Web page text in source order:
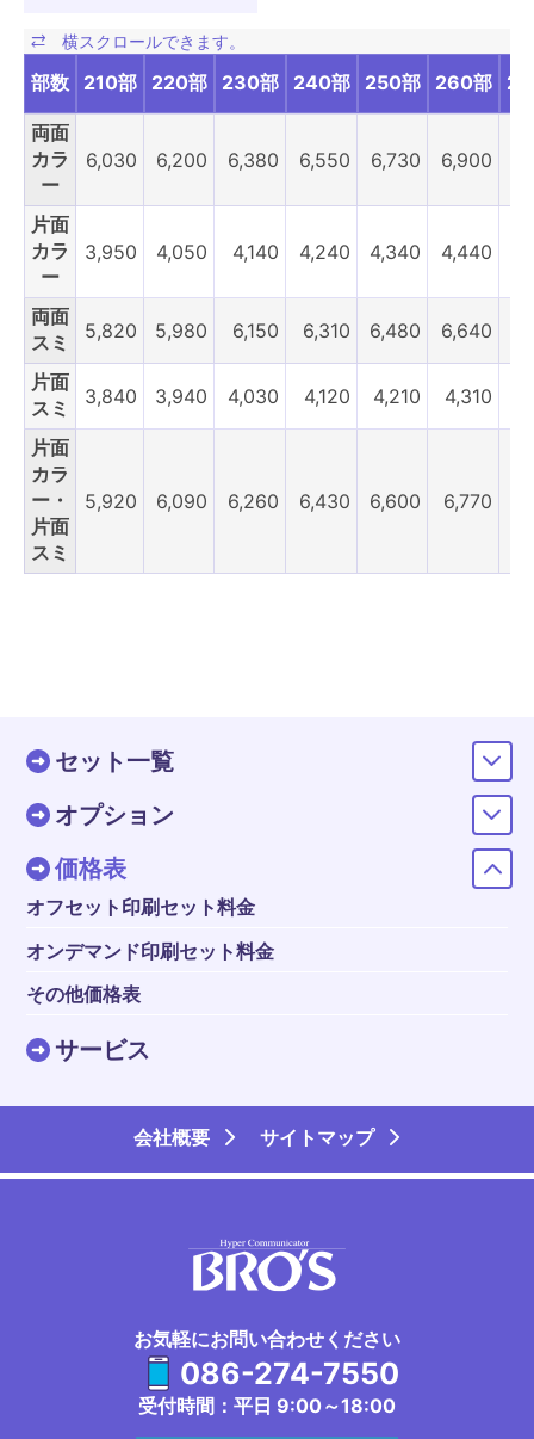
セット一覧
オプション
価格表
オフセット印刷セット料金
オンデマンド印刷セット料金
その他価格表
サービス
部数 210部 220部 230部 240部 250部 260部
両面
カラ
ー
6,030 6,200 6,380 6,550 6,730 6,900
片面
カラ
ー
3,950 4,050 4,140 4,240 4,340 4,440
両面
スミ
5,820 5,980 6,150 6,310 6,480 6,640
片面
スミ
3,840 3,940 4,030 4,120 4,210 4,310
片面
カラ
ー・
片面
スミ
5,920 6,090 6,260 6,430 6,600 6,770
会社概要 サイトマップ
お気軽にお問い合わせください
086-274-7550
受付時間：平日 9:00～18:00